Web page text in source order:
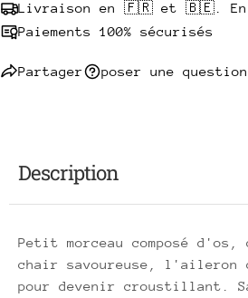
Livraison en 🇫🇷 et 🇧🇪. En
Paiements 100% sécurisés
Partager poser une question
Description
Petit morceau composé d'os,
chair savoureuse,
pour devenir croustillant.